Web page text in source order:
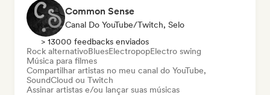
Common Sense
Canal Do YouTube/Twitch, Selo
> 13000 feedbacks enviados
Rock alternativoBluesElectropopElectro swing
Música para filmes
Compartilhar artistas no meu canal do YouTube,
SoundCloud ou Twitch
Assinar artistas e/ou lançar suas músicas